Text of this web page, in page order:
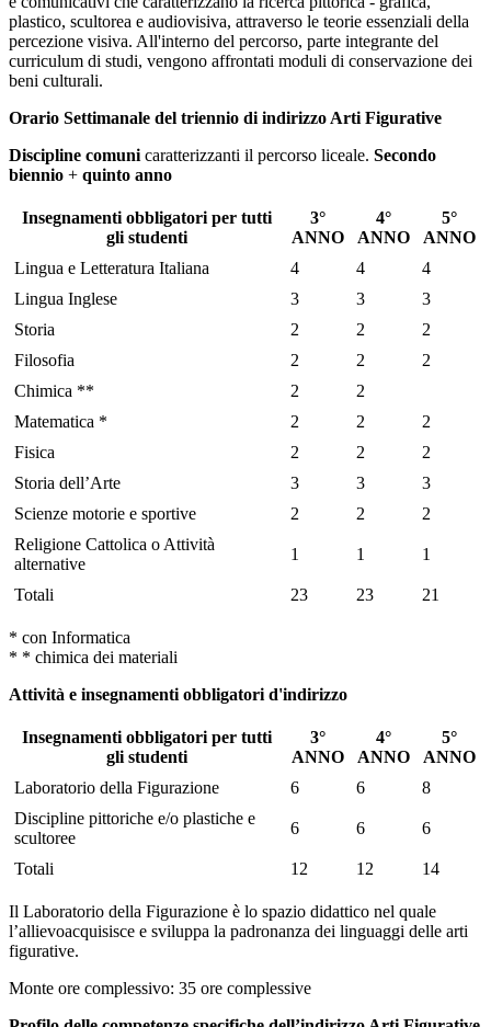
plastico, scultorea e audiovisiva, attraverso le teorie essenziali della
percezione visiva. All'interno del percorso, parte integrante del
curriculum di studi, vengono affrontati moduli di conservazione dei
beni culturali.
Orario Settimanale del triennio di indirizzo Arti Figurative
Discipline comuni caratterizzanti il percorso liceale. Secondo
biennio + quinto anno
Insegnamenti obbligatori per tutti
gli studenti
3°
ANNO
4°
ANNO
5°
ANNO
Lingua e Letteratura Italiana
4 4
4
Lingua Inglese
3 3
3
Storia
2 2
2
Filosofia
2 2
2
Chimica **
2
2
Matematica *
2 2
2
Fisica
2 2
2
Storia dell’Arte
3 3
3
Scienze motorie e sportive
2 2
2
Religione Cattolica o Attività
alternative
1 1 1
Totali 23 23 21
* con Informatica
* * chimica dei materiali
Attività e insegnamenti obbligatori d'indirizzo
Insegnamenti obbligatori per tutti
gli studenti
3°
ANNO
4°
ANNO
5°
ANNO
Laboratorio della Figurazione
6 6
8
Discipline pittoriche e/o plastiche e
scultoree
6 6 6
Totali 12 12 14
Il Laboratorio della Figurazione è lo spazio didattico nel quale
l’allievoacquisisce e sviluppa la padronanza dei linguaggi delle arti
figurative.
Monte ore complessivo: 35 ore complessive